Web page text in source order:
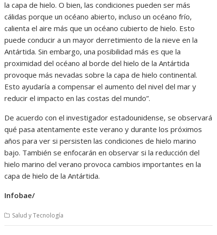
la capa de hielo. O bien, las condiciones pueden ser más
cálidas porque un océano abierto, incluso un océano frío,
calienta el aire más que un océano cubierto de hielo. Esto
puede conducir a un mayor derretimiento de la nieve en la
Antártida. Sin embargo, una posibilidad más es que la
proximidad del océano al borde del hielo de la Antártida
provoque más nevadas sobre la capa de hielo continental.
Esto ayudaría a compensar el aumento del nivel del mar y
reducir el impacto en las costas del mundo”.
De acuerdo con el investigador estadounidense, se observará
qué pasa atentamente este verano y durante los próximos
años para ver si persisten las condiciones de hielo marino
bajo. También se enfocarán en observar si la reducción del
hielo marino del verano provoca cambios importantes en la
capa de hielo de la Antártida.
Infobae/
Salud y Tecnología